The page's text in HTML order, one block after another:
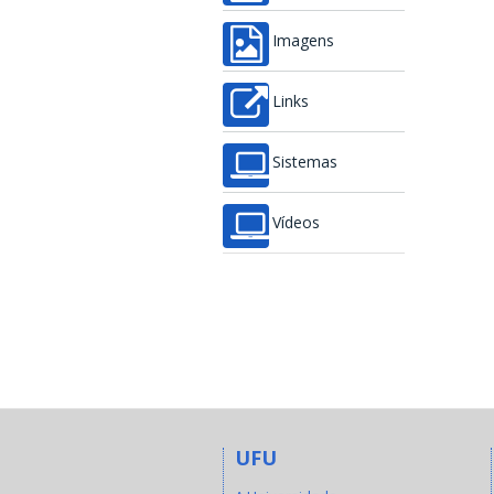
Imagens
Links
Sistemas
Vídeos
UFU